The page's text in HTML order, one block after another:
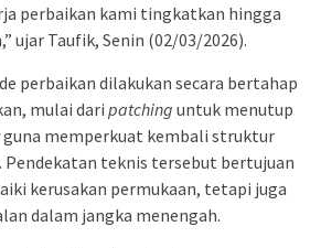
perbaikan kami tingkatkan hingga
ujar Taufik, Senin (02/03/2026).
perbaikan dilakukan secara bertahap
mulai dari patching untuk menutup
guna memperkuat kembali struktur
Pendekatan teknis tersebut bertujuan
kerusakan permukaan, tetapi juga
dalam jangka menengah.